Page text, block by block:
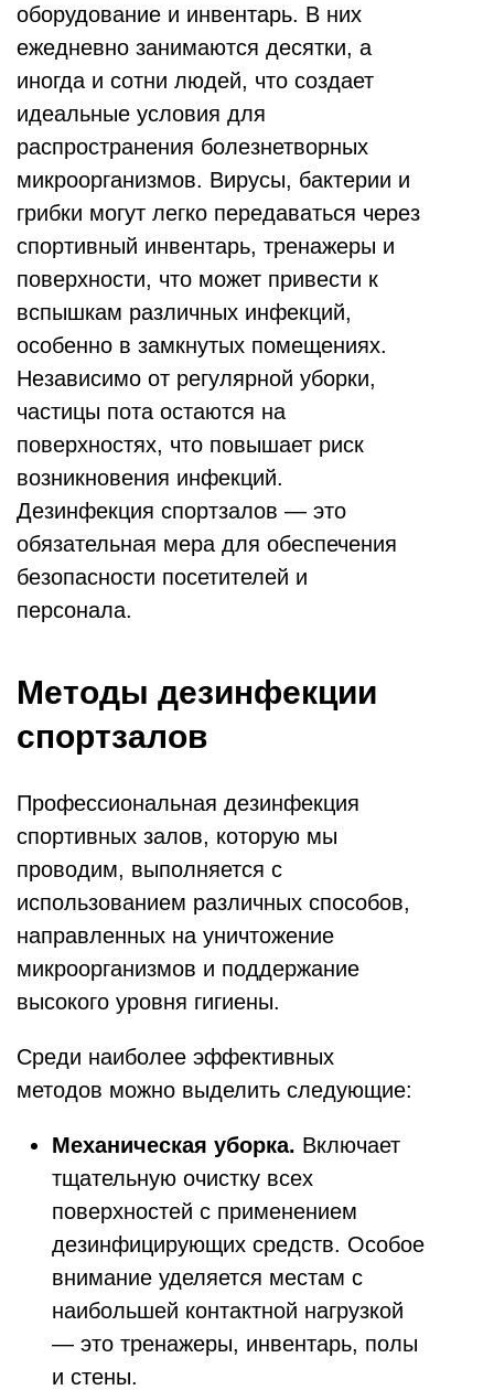
оборудование и инвентарь. В них
ежедневно занимаются десятки, а
иногда и сотни людей, что создает
идеальные условия для
распространения болезнетворных
микроорганизмов. Вирусы, бактерии и
грибки могут легко передаваться через
спортивный инвентарь, тренажеры и
поверхности, что может привести к
вспышкам различных инфекций,
особенно в замкнутых помещениях.
Независимо от регулярной уборки,
частицы пота остаются на
поверхностях, что повышает риск
возникновения инфекций.
Дезинфекция спортзалов — это
обязательная мера для обеспечения
безопасности посетителей и
персонала.
Методы дезинфекции
спортзалов
Профессиональная дезинфекция
спортивных залов, которую мы
проводим, выполняется с
использованием различных способов,
направленных на уничтожение
микроорганизмов и поддержание
высокого уровня гигиены.
Среди наиболее эффективных
методов можно выделить следующие:
Механическая уборка. Включает
тщательную очистку всех
поверхностей с применением
дезинфицирующих средств. Особое
внимание уделяется местам с
наибольшей контактной нагрузкой
— это тренажеры, инвентарь, полы
и стены.